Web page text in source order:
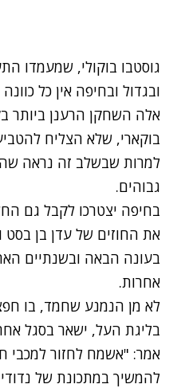
גוסטבו בוקולי, שמעמדו
ובגדול ובחיפה אין כל
אלה השחקן הרענן ביותר
בוקארי, שלא הצליח
למרות שבשלב זה נראה
גבוהים.
בחיפה יצטרכו לקבל גם
את החוזים של עדן בן בסט
בעונה הבאה ובשנתיים
אחרות.
לא מן הנמנע שחמד, בו
בליגת העל, ישאר בסגל
אמר: "אשמח לחזור למכבי
להמשיך במתכונת של